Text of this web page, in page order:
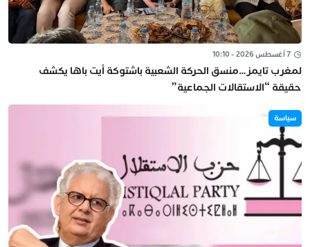
7 أغسطس 2026 - 10:10
لمغرب تايمز…منسق الحركة الشعبية باشتوكة أيت باها يكشف
حقيقة “الاستقالات الجماعية”
سياسة